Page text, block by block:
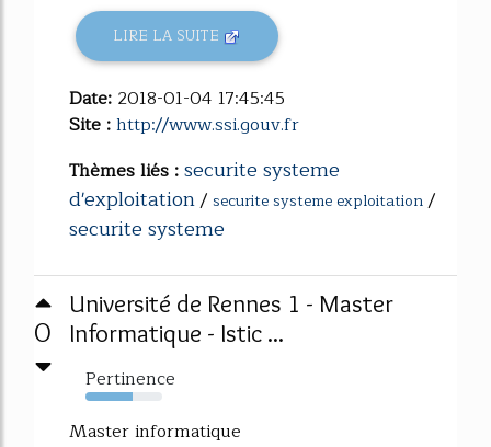
LIRE LA SUITE
Date: 2018-01-04 17:45:45
Site :http://www.ssi.gouv.fr
Thèmes liés :securite systeme
d'exploitation/ securite systeme exploitation/
securite systeme
0
Université de Rennes 1 - Master
Informatique - Istic ...
Pertinence
62%
Master informatique